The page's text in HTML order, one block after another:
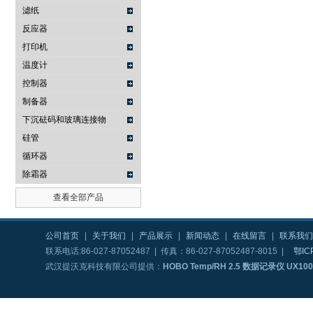
滤纸
反应器
打印机
温度计
控制器
制备器
下沉砝码和玻璃连接物
硅管
循环器
除霜器
查看全部产品
公司首页 关于我们 产品展示 新闻动态 在线留言
联系我们
联系电话:86-027-87052487 | 传真：86-027-87052487-8015 |
鄂
武汉提沃克科技有限公司提供： HOBO Temp/RH 2.5 数据记录仪